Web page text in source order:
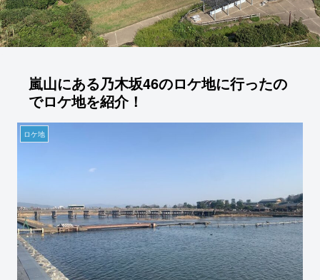
嵐山にある乃木坂46のロケ地に行ったの
でロケ地を紹介！
ロケ地